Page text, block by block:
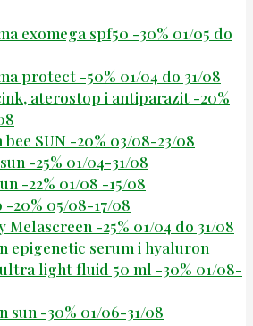
exomega spf50 -30% 01/05 do
protect -50% 01/04 do 31/08
aterostop i antiparazit -20%
bee SUN -20% 03/08-23/08
-25% 01/04-31/08
-22% 01/08 -15/08
-20% 05/08-17/08
Melascreen -25% 01/04 do 31/08
epigenetic serum i hyaluron
light fluid 50 ml -30% 01/08-
sun -30% 01/06-31/08